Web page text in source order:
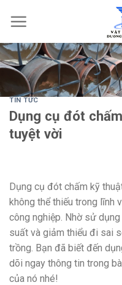
TIN TỨC
Dụng cụ đót
tuyệt vời
Dụng cụ đót chấm kỹ
không thể thiếu trong lĩnh
công nghiệp. Nhờ sử
suất và giảm thiểu đi sai
trồng. Bạn đã biết đến
dõi ngay thông tin trong
của nó nhé!